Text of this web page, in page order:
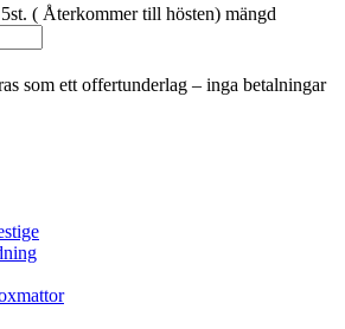
( Återkommer till hösten) mängd
som ett offertunderlag – inga betalningar